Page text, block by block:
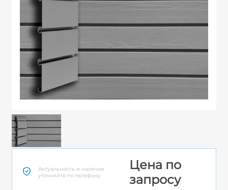
Актуальность и наличие
уточняйте по телефону
Цена по
запросу